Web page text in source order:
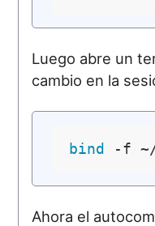
Luego abre un
cambio en la
bind
Ahora el